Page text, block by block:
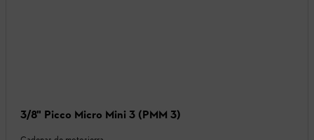
3/8" Picco Micro Mini 3 (PMM 3)